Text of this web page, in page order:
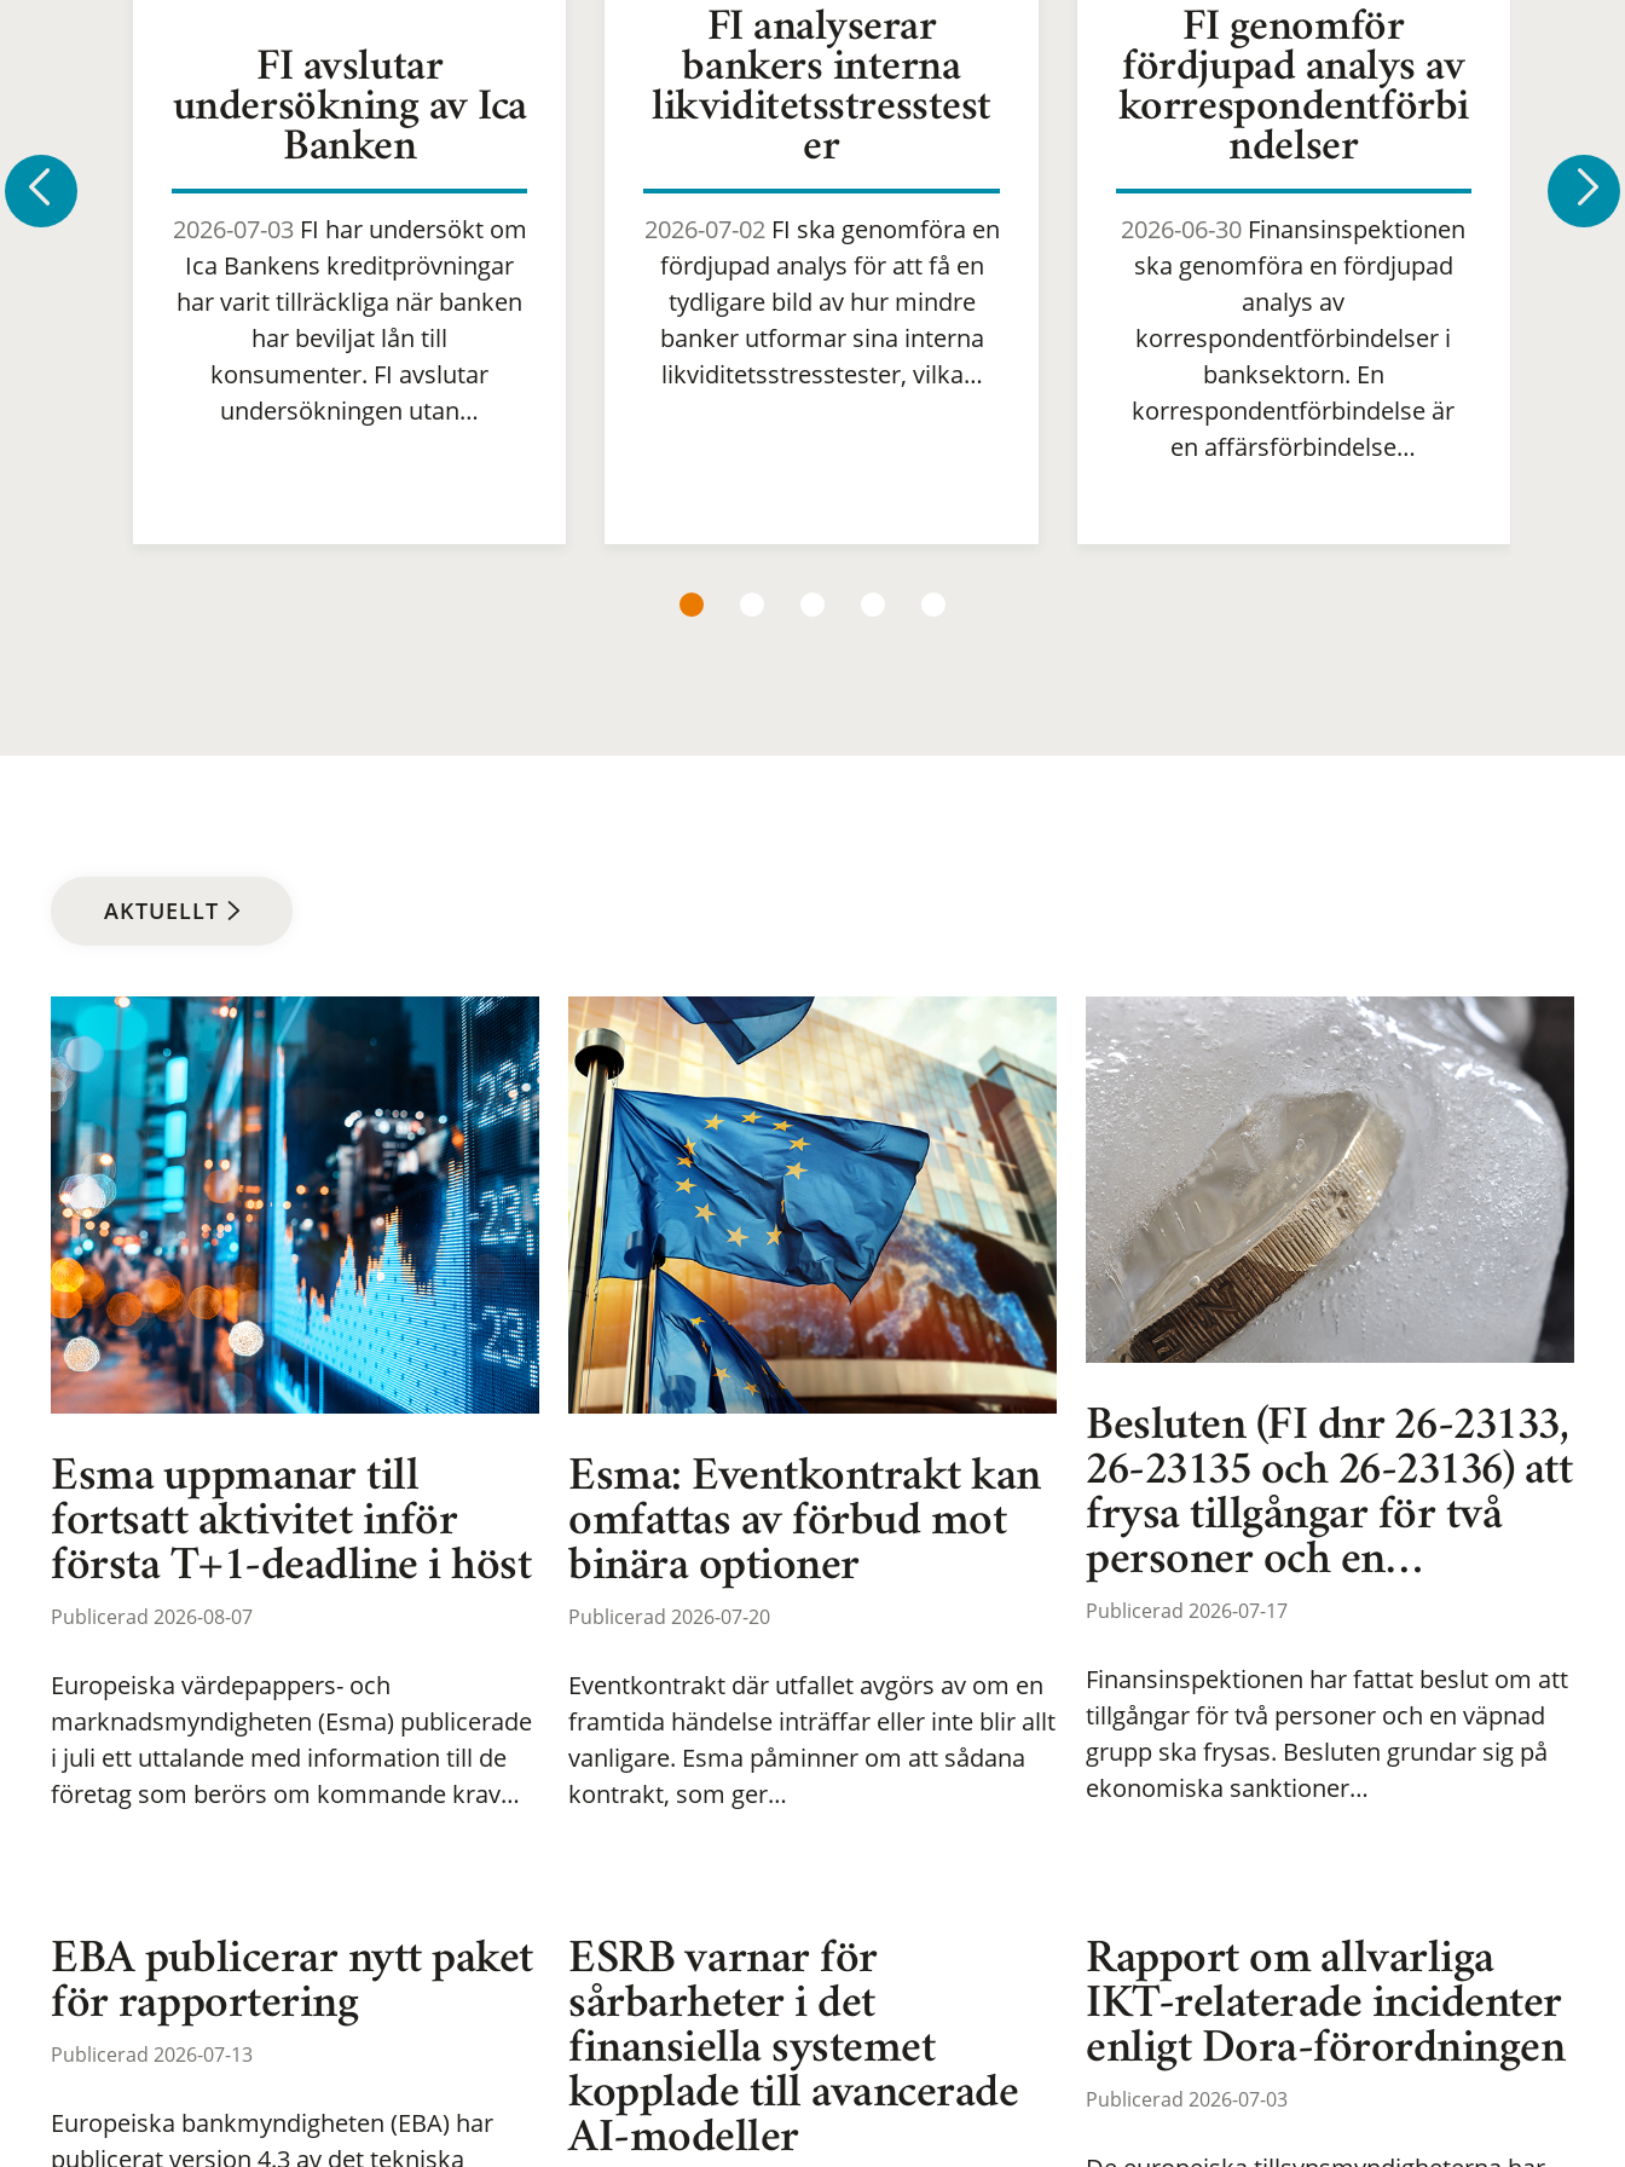
FI avslutar
undersökning av Ica
Banken
2026-07-03FI har undersökt om
Ica Bankens kreditprövningar
har varit tillräckliga när banken
har beviljat lån till
konsumenter. FI avslutar
undersökningen utan…
FI analyserar
bankers interna
likviditetsstresstest
er
2026-07-02FI ska genomföra en
fördjupad analys för att få en
tydligare bild av hur mindre
banker utformar sina interna
likviditetsstresstester, vilka…
FI genomför
fördjupad analys av
korrespondentförbi
ndelser
2026-06-30 Finansinspektionen
ska genomföra en fördjupad
analys av
korrespondentförbindelser i
banksektorn. En
korrespondentförbindelse är
en affärsförbindelse…
AKTUELLT
Esma uppmanar till
fortsatt aktivitet inför
första T+1-deadline i höst
Publicerad 2026-08-07
Europeiska värdepappers- och
marknadsmyndigheten (Esma) publicerade
i juli ett uttalande med information till de
företag som berörs om kommande krav…
Esma: Eventkontrakt kan
omfattas av förbud mot
binära optioner
Publicerad 2026-07-20
Eventkontrakt där utfallet avgörs av om en
framtida händelse inträffar eller inte blir allt
vanligare. Esma påminner om att sådana
kontrakt, som ger…
Besluten (FI dnr 26-23133,
26-23135 och 26-23136) att
frysa tillgångar för två
personer och en…
Publicerad 2026-07-17
Finansinspektionen har fattat beslut om att
tillgångar för två personer och en väpnad
grupp ska frysas. Besluten grundar sig på
ekonomiska sanktioner…
EBA publicerar nytt paket
för rapportering
Publicerad 2026-07-13
Europeiska bankmyndigheten (EBA) har
publicerat version 4.3 av det tekniska
ESRB varnar för
sårbarheter i det
finansiella systemet
kopplade till avancerade
AI-modeller
Rapport om allvarliga
IKT-relaterade incidenter
enligt Dora-förordningen
Publicerad 2026-07-03